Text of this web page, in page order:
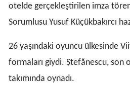
otelde gerçekleştirilen imza
Sorumlusu Yusuf Küçükbakırcı
26 yaşındaki oyuncu ülkesinde
formaları giydi. Ștefănescu, son
takımında oynadı.